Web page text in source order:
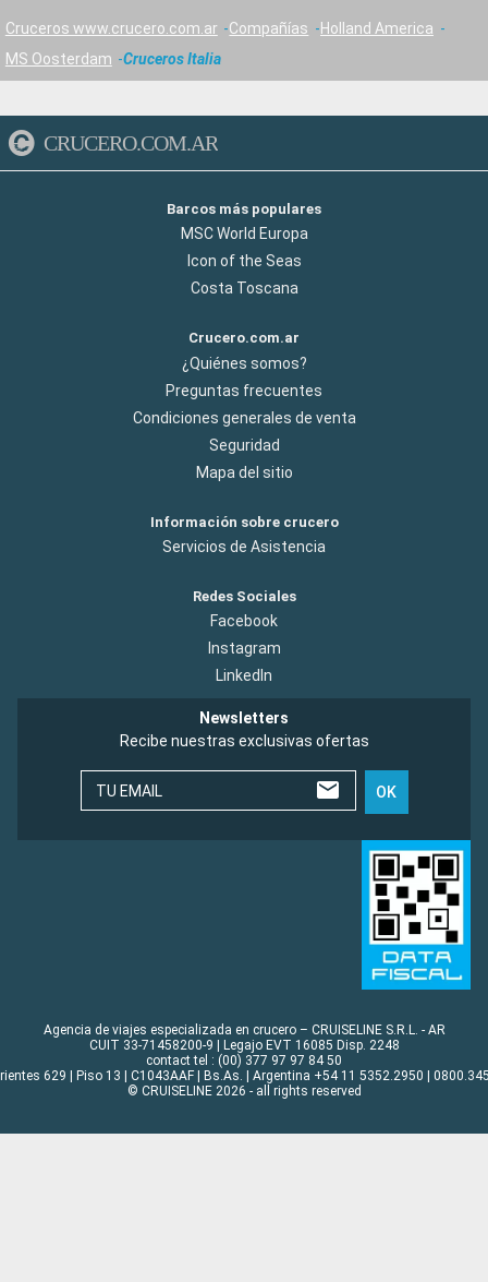
Cruceros www.crucero.com.ar Compañías
Holland America
MS Oosterdam
Cruceros Italia
CRUCERO.COM.AR
Barcos más populares
MSC World Europa
Icon of the Seas
Costa Toscana
Crucero.com.ar
¿Quiénes somos?
Preguntas frecuentes
Condiciones generales de venta
Seguridad
Mapa del sitio
Información sobre crucero
Servicios de Asistencia
Redes Sociales
Facebook
Instagram
LinkedIn
Newsletters
Recibe nuestras exclusivas ofertas
TU EMAIL OK
Agencia de viajes especializada en crucero – CRUISELINE S.R.L. - AR
CUIT 33-71458200-9 | Legajo EVT 16085 Disp. 2248
contact tel : (00) 377 97 97 84 50
629 | Piso 13 | C1043AAF | Bs.As. | Argentina +54 11 5352.2950 |
© CRUISELINE 2026 - all rights reserved